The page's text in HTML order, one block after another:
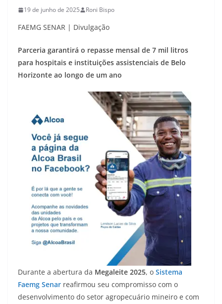
19 de junho de 2025 Roni Bispo
FAEMG SENAR | Divulgação
Parceria garantirá o repasse mensal de 7 mil litros
para hospitais e instituições assistenciais de Belo
Horizonte ao longo de um ano
Durante a abertura da Megaleite 2025, o Sistema
Faemg Senar reafirmou seu compromisso com o
desenvolvimento do setor agropecuário mineiro e com